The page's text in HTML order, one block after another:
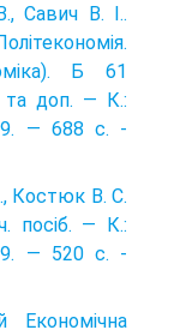
Савич В. І..
Б 61
та доп. — К.:
— 688 с. -
Костюк В. С.
посіб. — К.:
— 520 с. -
Економічна